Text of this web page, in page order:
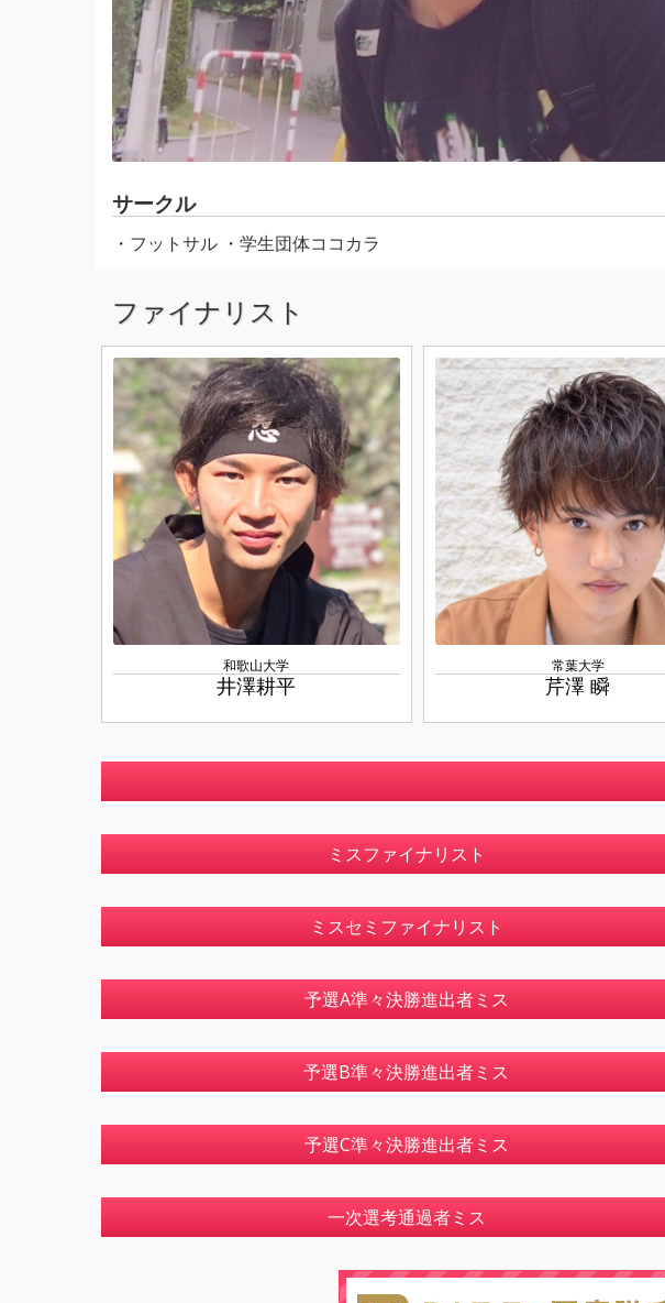
サークル
・フットサル ・学生団体ココカラ
ファイナリスト
和歌山大学
井澤耕平
常葉大学
芹澤 瞬
ミスファイナリスト
ミスセミファイナリスト
予選A準々決勝進出者ミス
予選B準々決勝進出者ミス
予選C準々決勝進出者ミス
一次選考通過者ミス